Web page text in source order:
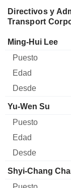
Directivos y
Transport
Director Puesto
Ming-Hui Lee
Yu-Wen Su
Shyi-Chang